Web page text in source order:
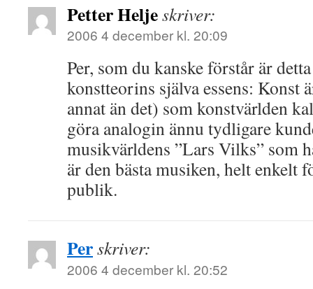
Petter Heljeskriver:
2006 4 december kl. 20:09
Per, som du kanske förstår är
konstteorins själva essens: Konst
annat än det) som konstvärlden
göra analogin ännu tydligare
musikvärldens ”Lars Vilks” som
är den bästa musiken, helt enkelt
publik.
Perskriver:
2006 4 december kl. 20:52